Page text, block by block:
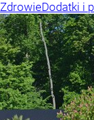
ZdrowieDodatki i